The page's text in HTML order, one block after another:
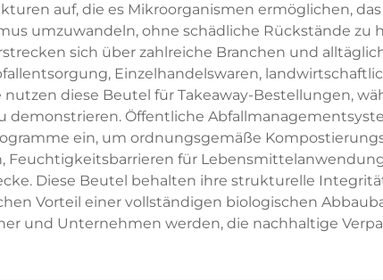
auf, die es Mikroorganismen ermöglichen,
umzuwandeln, ohne schädliche Rückstände zu
sich über zahlreiche Branchen und
Einzelhandelswaren,
diese Beutel für Takeaway-Bestellungen,
demonstrieren. Öffentliche
ein, um ordnungsgemäße
Feuchtigkeitsbarrieren für
Diese Beutel behalten ihre strukturelle
Vorteil einer vollständigen biologischen
und Unternehmen werden, die nachhaltige